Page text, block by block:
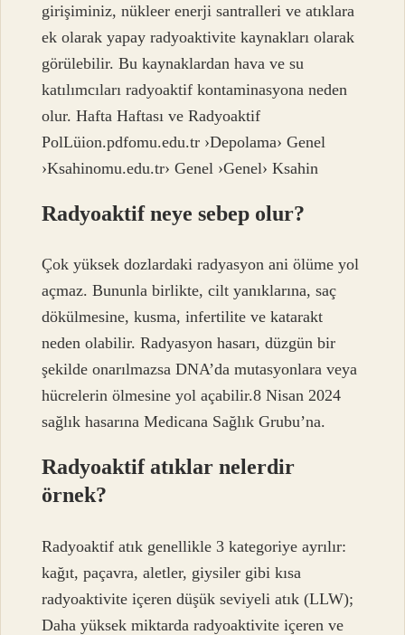
girişiminiz, nükleer enerji santralleri ve atıklara
ek olarak yapay radyoaktivite kaynakları olarak
görülebilir. Bu kaynaklardan hava ve su
katılımcıları radyoaktif kontaminasyona neden
olur. Hafta Haftası ve Radyoaktif
PolLüion.pdfomu.edu.tr ›Depolama› Genel
›Ksahinomu.edu.tr› Genel ›Genel› Ksahin
Radyoaktif neye sebep olur?
Çok yüksek dozlardaki radyasyon ani ölüme yol
açmaz. Bununla birlikte, cilt yanıklarına, saç
dökülmesine, kusma, infertilite ve katarakt
neden olabilir. Radyasyon hasarı, düzgün bir
şekilde onarılmazsa DNA’da mutasyonlara veya
hücrelerin ölmesine yol açabilir.8 Nisan 2024
sağlık hasarına Medicana Sağlık Grubu’na.
Radyoaktif atıklar nelerdir
örnek?
Radyoaktif atık genellikle 3 kategoriye ayrılır:
kağıt, paçavra, aletler, giysiler gibi kısa
radyoaktivite içeren düşük seviyeli atık (LLW);
Daha yüksek miktarda radyoaktivite içeren ve